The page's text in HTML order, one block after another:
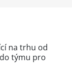
na trhu od
týmu pro